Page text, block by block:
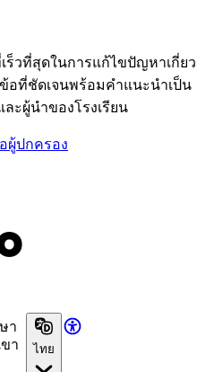
ร็วที่สุดในการแก้ไขปัญหาเกี่ยว
อที่ชัดเจนพร้อมคำแนะนำเป็น
ะผู้นำของโรงเรียน
ผู้ปกครอง
า
า
ไทย